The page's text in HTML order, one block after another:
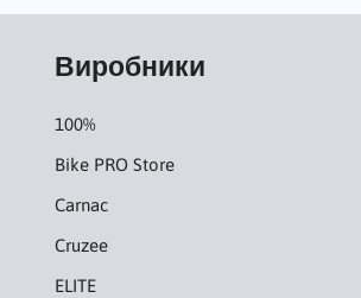
Виробники
100%
Bike PRO Store
Carnac
Cruzee
ELITE